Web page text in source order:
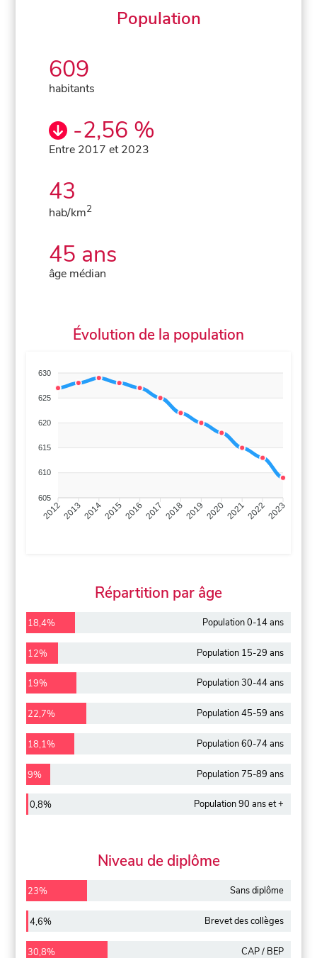
Population
609
habitants
-2,56 %
Entre 2017 et 2023
43
hab/km2
45 ans
âge médian
Évolution de la population
630
625
620
615
610
605
201220132014201520162017 20182019 2020202120222023
Répartition par âge
18,4% Population 0-14 ans
12% Population 15-29 ans
19% Population 30-44 ans
22,7% Population 45-59 ans
18,1% Population 60-74 ans
9% Population 75-89 ans
0,8% Population 90 ans et +
Niveau de diplôme
23% Sans diplôme
4,6% Brevet des collèges
30,8% CAP / BEP